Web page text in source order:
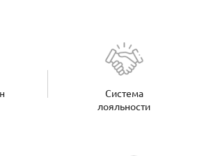
Система
лояльности